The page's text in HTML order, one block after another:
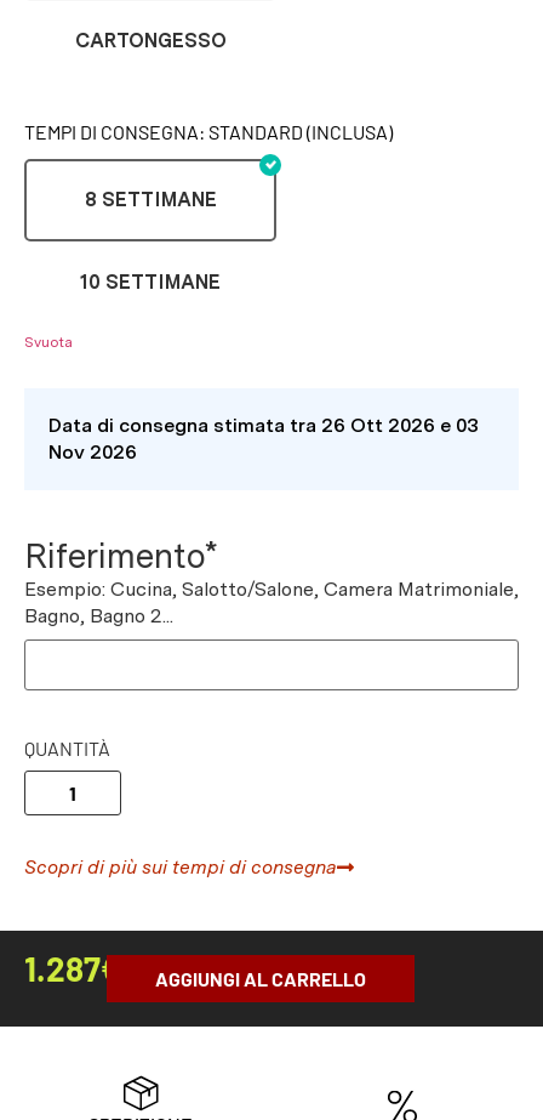
CARTONGESSO
TEMPI DI CONSEGNA: STANDARD (INCLUSA)
8 SETTIMANE
10 SETTIMANE
Svuota
Data di consegna stimata tra 26 Ott 2026 e 03
Nov 2026
Riferimento*
Esempio: Cucina, Salotto/Salone, Camera Matrimoniale,
Bagno, Bagno 2...
QUANTITÀ
Scopri di più sui tempi di consegna
1.287€ AGGIUNGI AL CARRELLO